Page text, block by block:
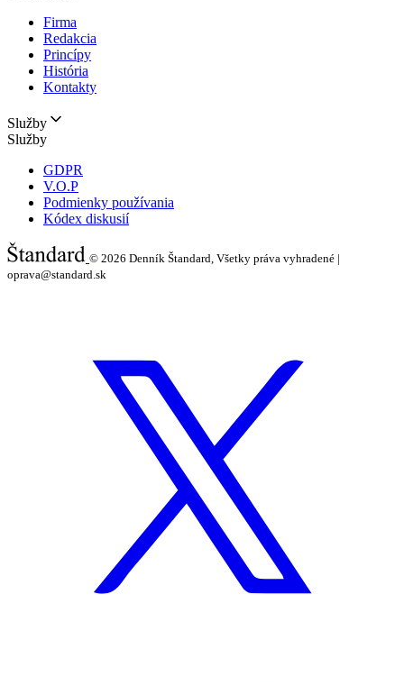
Firma
Redakcia
Princípy
História
Kontakty
Služby
Služby
GDPR
V.O.P
Podmienky používania
Kódex diskusií
© 2026 Denník Štandard, Všetky práva vyhradené |
oprava@standard.sk